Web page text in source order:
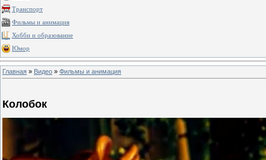
Транспорт
Фильмы и анимация
Хобби и образование
Юмор
Главная » Видео » Фильмы и анимация
Колобок